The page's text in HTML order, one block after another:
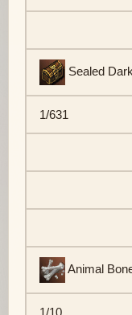
Sealed
1/631
Animal
1/10